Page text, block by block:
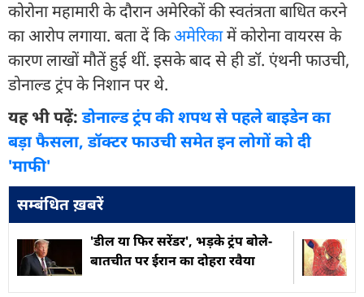
कोरोना महामारी के दौरान अमेरिकों की स्वतंत्रता बाधित करने
का आरोप लगाया. बता दें किअमेरिकामें कोरोना वायरस के
कारण लाखों मौतें हुई थीं. इसके बाद से ही डॉ. एंथनी फाउची,
डोनाल्ड ट्रंप के निशान पर थे.
यह भी पढ़ें:डोनाल्ड ट्रंप की शपथ से पहले बाइडेन का
बड़ा फैसला, डॉक्टर फाउची समेत इन लोगों को दी
'माफी'
सम्बंधित ख़बरें
'डील या फिर सरेंडर', भड़के ट्रंप बोले-
बातचीत पर ईरान का दोहरा रवैया